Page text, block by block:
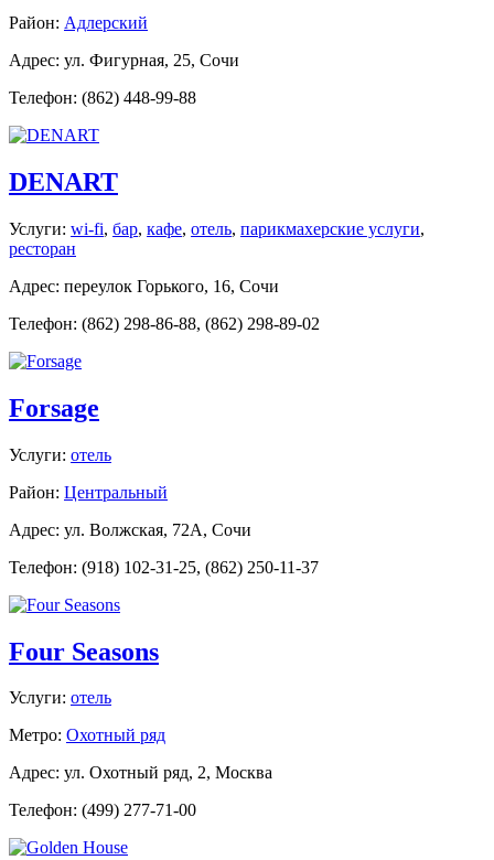
Район: Адлерский
Адрес: ул. Фигурная, 25, Сочи
Телефон: (862) 448-99-88
DENART
Услуги: wi-fi, бар, кафе, отель, парикмахерские услуги,
ресторан
Адрес: переулок Горького, 16, Сочи
Телефон: (862) 298-86-88, (862) 298-89-02
Forsage
Услуги: отель
Район: Центральный
Адрес: ул. Волжская, 72А, Сочи
Телефон: (918) 102-31-25, (862) 250-11-37
Four Seasons
Услуги: отель
Метро: Охотный ряд
Адрес: ул. Охотный ряд, 2, Москва
Телефон: (499) 277-71-00